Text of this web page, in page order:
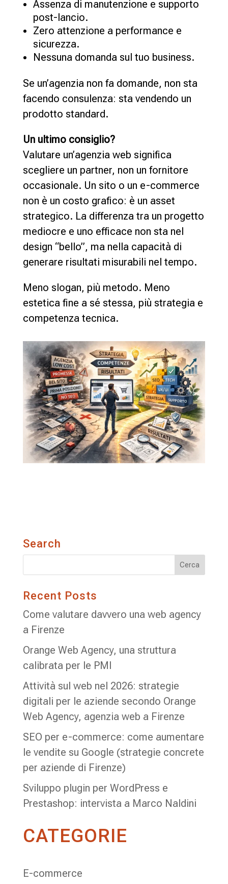
Assenza di manutenzione e supporto
post-lancio.
Zero attenzione a performance e
sicurezza.
Nessuna domanda sul tuo business.
Se un’agenzia non fa domande, non sta
facendo consulenza: sta vendendo un
prodotto standard.
Un ultimo consiglio?
Valutare un’agenzia web significa
scegliere un partner, non un fornitore
occasionale. Un sito o un e-commerce
non è un costo grafico: è un asset
strategico. La differenza tra un progetto
mediocre e uno efficace non sta nel
design “bello”, ma nella capacità di
generare risultati misurabili nel tempo.
Meno slogan, più metodo. Meno
estetica fine a sé stessa, più strategia e
competenza tecnica.
Search
Recent Posts
Come valutare davvero una web agency
a Firenze
Orange Web Agency, una struttura
calibrata per le PMI
Attività sul web nel 2026: strategie
digitali per le aziende secondo Orange
Web Agency, agenzia web a Firenze
SEO per e-commerce: come aumentare
le vendite su Google (strategie concrete
per aziende di Firenze)
Sviluppo plugin per WordPress e
Prestashop: intervista a Marco Naldini
CATEGORIE
E-commerce